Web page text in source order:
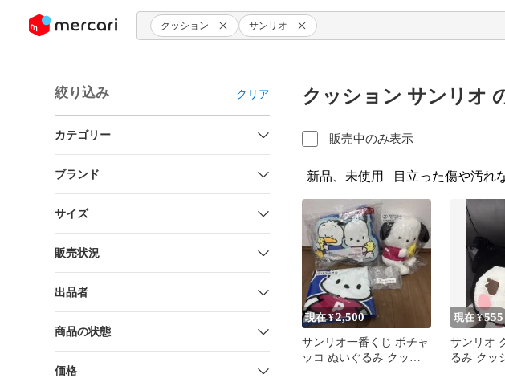
ツにスキップ クッション サンリオ
絞り込み クリア
カテゴリー
ブランド
サイズ
販売状況
出品者
商品の状態
価格
クッション サンリオ
販売中のみ表示
新品、未使用 目立った傷や汚れ
現在 ¥2,500
サンリオ一番くじ ポチャ
ッコ ぬいぐるみ クッシ
現在 ¥555
サンリオ
るみ クッ